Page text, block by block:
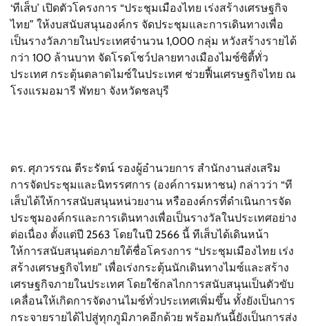
‘ทีเส็บ’ เปิดตัวโครงการ “ประชุมเมืองไทย เร่งสร้างเศรษฐกิจ
ไทย” ให้งบสนับสนุนองค์กร จัดประชุมและการเดินทางเพื่อ
เป็นรางวัลภายในประเทศจำนวน 1,000 กลุ่ม หวังสร้างรายได้
กว่า 100 ล้านบาท จัดโรดโชว์ปลายทางเมืองไมซ์ซิตี้ทั่ว
ประเทศ กระตุ้นตลาดไมซ์ในประเทศ ช่วยฟื้นเศรษฐกิจไทย ณ
โรงแรมอมารี พัทยา จังหวัดชลบุรี
ดร. ศุภวรรณ ตีระรัตน์ รองผู้อำนวยการ สำนักงานส่งเสริม
การจัดประชุมและนิทรรศการ (องค์การมหาชน) กล่าวว่า “ที
เส็บได้ให้การสนับสนุนหน่วยงาน หรือองค์กรที่ดำเนินการจัด
ประชุมองค์กรและการเดินทางเพื่อเป็นรางวัลในประเทศอย่าง
ต่อเนื่อง ตั้งแต่ปี 2563 โดยในปี 2566 นี้ ทีเส็บได้เดินหน้า
ให้การสนับสนุนต่อภายใต้ชื่อโครงการ “ประชุมเมืองไทย เร่ง
สร้างเศรษฐกิจไทย” เพื่อเร่งกระตุ้นนักเดินทางไมซ์และสร้าง
เศรษฐกิจภายในประเทศ โดยใช้กลไกการสนับสนุนเป็นตัวขับ
เคลื่อนให้เกิดการจัดงานไมซ์ทั่วประเทศเพิ่มขึ้น ทั้งยังเป็นการ
กระจายรายได้ไปสู่ทุกภูมิภาคอีกด้วย พร้อมกันนี้ยังเป็นการส่ง